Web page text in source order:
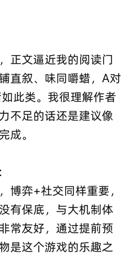
正文逼近我的阅读门
直叙、味同嚼蜡，A对
此类。我很理解作者
不足的话还是建议像
成。
博弈+社交同样重要，
有保底，与大机制体
常友好，通过提前预
是这个游戏的乐趣之